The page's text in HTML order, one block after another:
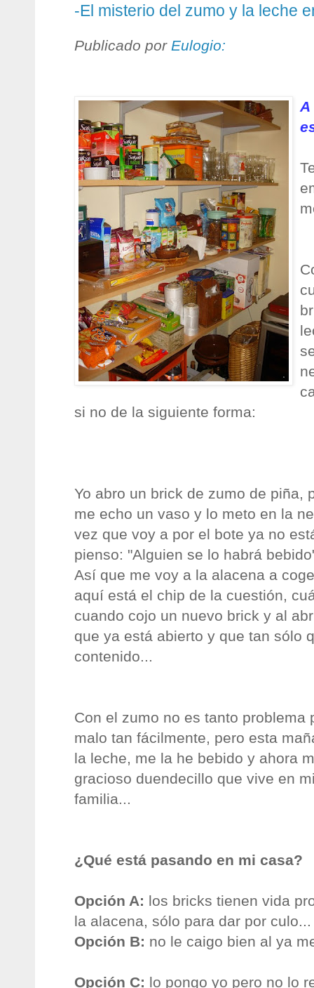
-El misterio del zumo y la leche
Publicado por Eulogio:
A
si no de la siguiente forma:
Yo abro un brick de zumo de piña,
me echo un vaso y lo meto en la
vez que voy a por el bote ya no
pienso: "Alguien se lo habrá
Así que me voy a la alacena a
aquí está el chip de la cuestión,
cuando cojo un nuevo brick y al
que ya está abierto y que tan sólo
contenido...
Con el zumo no es tanto problema
malo tan fácilmente, pero esta
la leche, me la he bebido y ahora
gracioso duendecillo que vive en
familia...
¿Qué está pasando en mi casa?
Opción A: los bricks tienen vida
la alacena, sólo para dar por culo...
Opción B: no le caigo bien al ya
Opción C: lo pongo yo pero no lo